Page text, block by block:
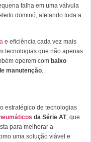
falha em uma válvula
dominó, afetando toda a
e eficiência cada vez mais
tecnologias que não apenas
operem com baixo
manutenção.
estratégico de tecnologias
da Série AT, que
para melhorar a
uma solução viável e